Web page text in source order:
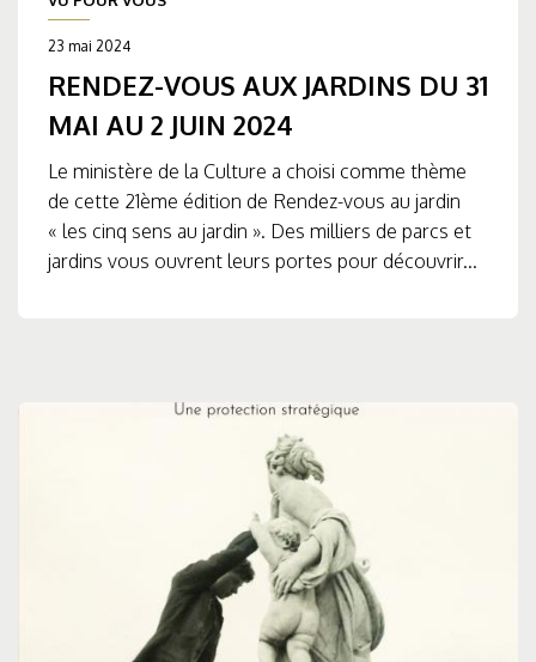
23 mai 2024
RENDEZ-VOUS AUX JARDINS DU 31
MAI AU 2 JUIN 2024
Le ministère de la Culture a choisi comme thème
de cette 21ème édition de Rendez-vous au jardin
« les cinq sens au jardin ». Des milliers de parcs et
jardins vous ouvrent leurs portes pour découvrir...